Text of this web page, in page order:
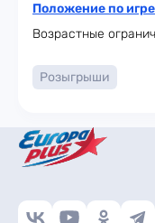
Положение по игре
Возрастные
Розыгрыши